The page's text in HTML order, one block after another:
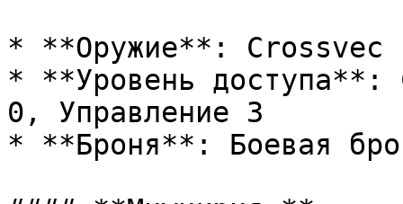
* **Оружие**: Crossvec
* **Уровень доступа**:
0, Управление 3
* **Броня**: Боевая